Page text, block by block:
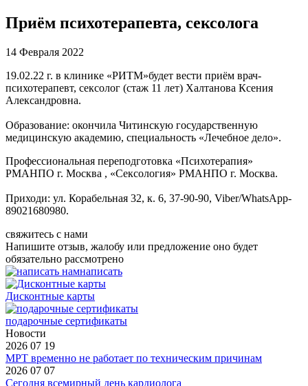
Приём психотерапевта, сексолога
14 Февраля 2022
19.02.22 г. в клинике «РИТМ»будет вести приём врач-
психотерапевт, сексолог (стаж 11 лет) Халтанова Ксения
Александровна.
Образование: окончила Читинскую государственную
медицинскую академию, специальность «Лечебное дело».
Профессиональная переподготовка «Психотерапия»
РМАНПО г. Москва , «Сексология» РМАНПО г. Москва.
Приходи: ул. Корабельная 32, к. 6, 37-90-90, Viber/WhatsApp-
89021680980.
свяжитесь с нами
Напишите отзыв, жалобу или предложение оно будет
обязательно рассмотрено
написать
Дисконтные карты
подарочные сертификаты
Новости
2026 07 19
МРТ временно не работает по техническим причинам
2026 07 07
Сегодня всемирный день кардиолога